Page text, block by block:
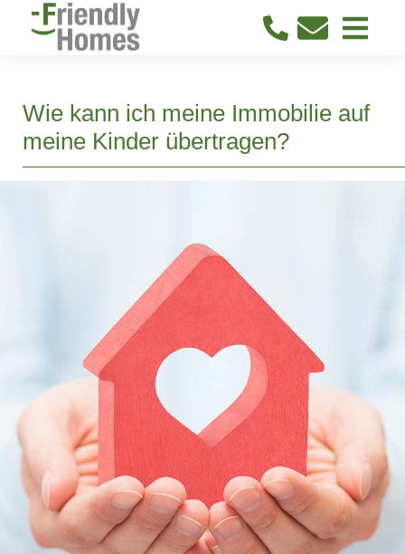
Wie kann ich meine Immobilie auf
meine Kinder übertragen?